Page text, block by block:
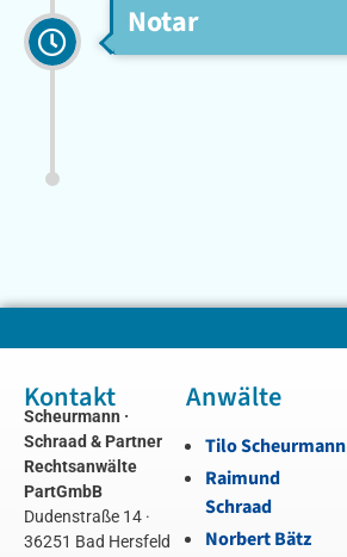
Notar
Kontakt
Scheurmann ·
Schraad & Partner
Rechtsanwälte
PartGmbB
Dudenstraße 14 ·
36251 Bad Hersfeld
Anwälte
Tilo Scheurmann
Raimund
Schraad
Norbert Bätz